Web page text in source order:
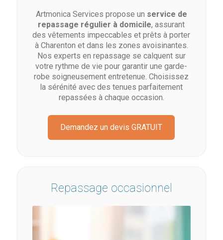
Artmonica Services propose un service de
repassage régulier à domicile, assurant
des vêtements impeccables et prêts à porter
à Charenton et dans les zones avoisinantes.
Nos experts en repassage se calquent sur
votre rythme de vie pour garantir une garde-
robe soigneusement entretenue. Choisissez
la sérénité avec des tenues parfaitement
repassées à chaque occasion.
Demandez un devis GRATUIT
Repassage occasionnel